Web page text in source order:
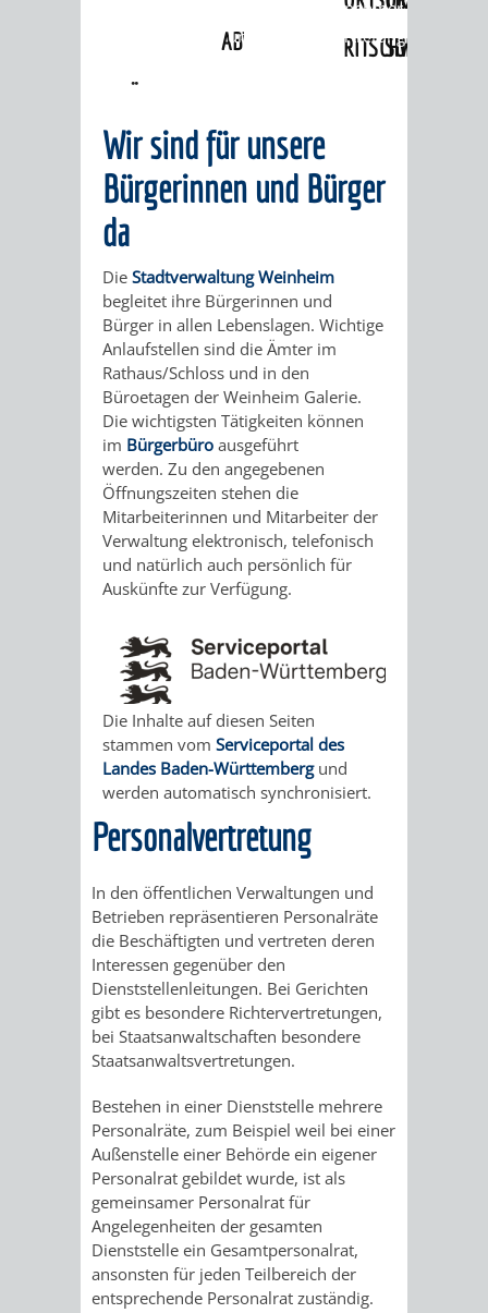
ABWASSERBESEITIGUNG
115
BERATUNG
UND
KINDER
UND
JUGENDLICHE
SENIOREN
BETREUUNG
UND
PFLEGE
FREIZEITANGEBOTE
BERATUNG
UND
HILFE
MENSCHEN
BEHINDERUNG
MENSCHEN
DEMENZ
MIGRANTEN
/
FLÜCHTLINGE
BAUHERREN
BAUHERRENBERATUNG
GRUNDSTÜCKSWERTERMITTLUNG
DENKMALSCHUTZ
DER
UNTEREN
DENKMALSCHUTZBEHÖRDE
SATZUNGEN
IM
BEREICH
DENKMALSCHUTZ
GENEHMIGUNGSVERFAHREN
TAG
DES
OFFENEN
DENKMALS
VERKAUF
STÄDTISCHER
BAUPLÄTZE
VERKAUF
STÄDTISCHER
HÄUSER
/
LIEGENSCHAFTEN
ABWASSERBESEITIGUNG
ERSCHLIESSUNGSBEITRAG
RITSCHWEIER
SULZBACH
UND
BEIRÄTE
FÜR
TECHNIK,
UMWELT
UND
STADTENTWICKLUNG
BERATUNGSERGEBNISSE
KINDER-
UND
TAGESORDNUNG
/
UMLEGUNGSAUSSCHUSS
BERATENDE
/
BÜRGERMEISTER
/
DEZERNATE
ÄMTER
AMT
FÜR
BAURECHT
UND
AMT
FÜR
Arbeitnehmer
Arbeitnehmer- und Personalvertretung
Wir sind für unsere
Bürgerinnen und Bürger
da
Die Stadtverwaltung Weinheim
begleitet ihre Bürgerinnen und
Bürger in allen Lebenslagen. Wichtige
Anlaufstellen sind die Ämter im
Rathaus/Schloss und in den
Büroetagen der Weinheim Galerie.
Die wichtigsten Tätigkeiten können
im Bürgerbüro ausgeführt
werden. Zu den angegebenen
Öffnungszeiten stehen die
Mitarbeiterinnen und Mitarbeiter der
Verwaltung elektronisch, telefonisch
und natürlich auch persönlich für
Auskünfte zur Verfügung.
Die Inhalte auf diesen Seiten
stammen vom Serviceportal des
Landes Baden-Württembergund
werden automatisch synchronisiert.
Personalvertretung
In den öffentlichen Verwaltungen und
Betrieben repräsentieren Personalräte
die Beschäftigten und vertreten deren
Interessen gegenüber den
Dienststellenleitungen. Bei Gerichten
gibt es besondere Richtervertretungen,
bei Staatsanwaltschaften besondere
Staatsanwaltsvertretungen.
Bestehen in einer Dienststelle mehrere
Personalräte, zum Beispiel weil bei einer
Außenstelle einer Behörde ein eigener
Personalrat gebildet wurde, ist als
gemeinsamer Personalrat für
Angelegenheiten der gesamten
Dienststelle ein Gesamtpersonalrat,
ansonsten für jeden Teilbereich der
entsprechende Personalrat zuständig.